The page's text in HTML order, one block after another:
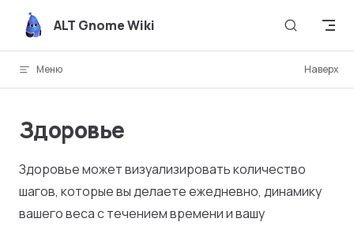
Skip to content
ALT Gnome Wiki
Меню Наверх
Здоровье
Здоровье может визуализировать количество
шагов, которые вы делаете ежедневно, динамику
вашего веса с течением времени и вашу